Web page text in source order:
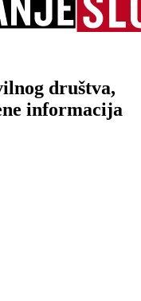
društva,
informacija